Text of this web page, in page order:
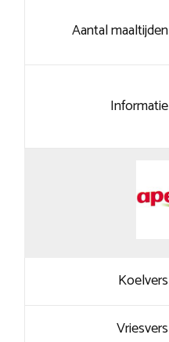
Aantal maaltijden
Informatie
Koelvers
Vriesvers